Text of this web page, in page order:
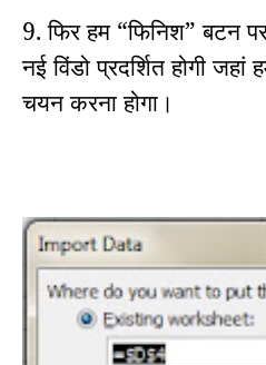
9. फिर हम “फिनिश” बटन
नई विंडो प्रदर्शित होगी
चयन करना होगा।